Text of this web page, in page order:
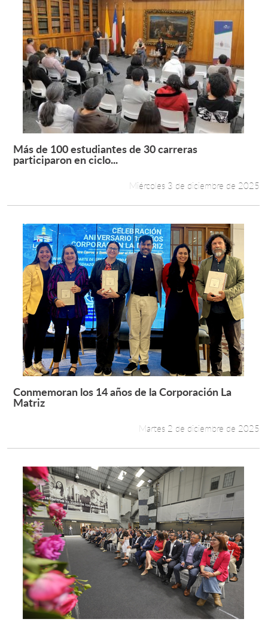
Leer más +
Más de 100 estudiantes de 30 carreras
participaron en ciclo...
Miércoles 3 de diciembre de 2025
Leer más +
Conmemoran los 14 años de la Corporación La
Matriz
Martes 2 de diciembre de 2025